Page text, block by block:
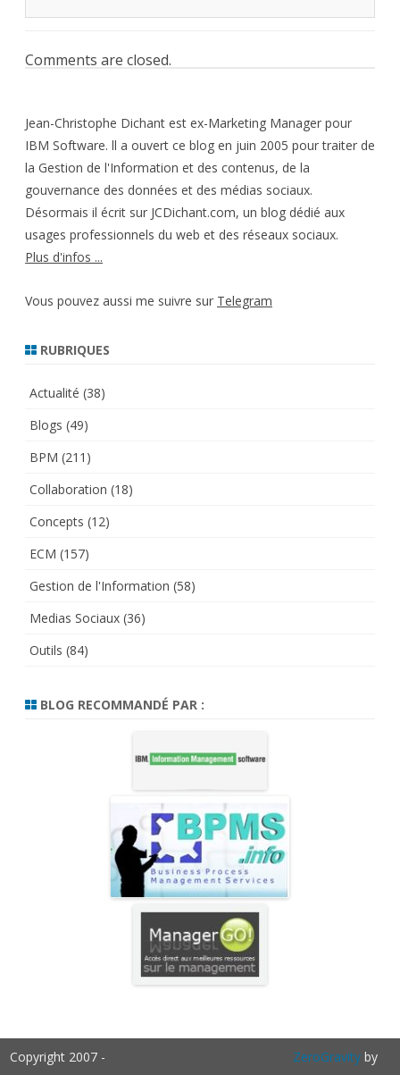
Comments are closed.
Jean-Christophe Dichant est ex-Marketing Manager pour
IBM Software. ll a ouvert ce blog en juin 2005 pour traiter de
la Gestion de l'Information et des contenus, de la
gouvernance des données et des médias sociaux.
Désormais il écrit sur JCDichant.com, un blog dédié aux
usages professionnels du web et des réseaux sociaux.
Plus d'infos ...
Vous pouvez aussi me suivre sur Telegram
RUBRIQUES
Actualité (38)
Blogs (49)
BPM (211)
Collaboration (18)
Concepts (12)
ECM (157)
Gestion de l'Information (58)
Medias Sociaux (36)
Outils (84)
BLOG RECOMMANDÉ PAR :
Copyright 2007 -
ZeroGravityby